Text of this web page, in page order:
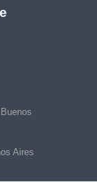
Aires